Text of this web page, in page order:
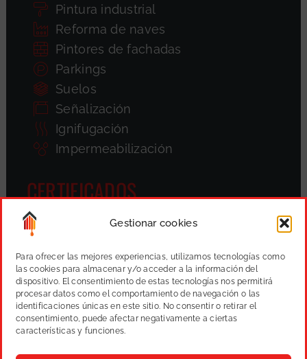
Gestionar cookies
Para ofrecer las mejores experiencias, utilizamos tecnologías como
las cookies para almacenar y/o acceder a la información del
dispositivo. El consentimiento de estas tecnologías nos permitirá
procesar datos como el comportamiento de navegación o las
identificaciones únicas en este sitio. No consentir o retirar el
consentimiento, puede afectar negativamente a ciertas
características y funciones.
Pintura industrial
Reforma de naves
Pintores de fachadas
Parkings
Suelos
Señalización
Ignifugación
Impermeabilización
CERTIFICADOS